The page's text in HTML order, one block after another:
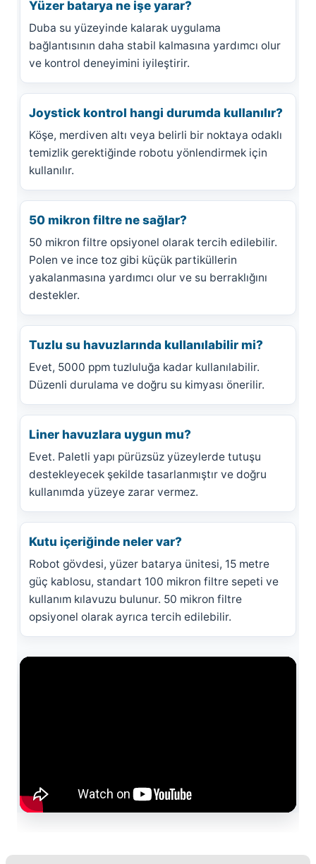
Yüzer batarya ne işe yarar?
Duba su yüzeyinde kalarak uygulama
bağlantısının daha stabil kalmasına yardımcı olur
ve kontrol deneyimini iyileştirir.
Joystick kontrol hangi durumda kullanılır?
Köşe, merdiven altı veya belirli bir noktaya odaklı
temizlik gerektiğinde robotu yönlendirmek için
kullanılır.
50 mikron filtre ne sağlar?
50 mikron filtre opsiyonel olarak tercih edilebilir.
Polen ve ince toz gibi küçük partiküllerin
yakalanmasına yardımcı olur ve su berraklığını
destekler.
Tuzlu su havuzlarında kullanılabilir mi?
Evet, 5000 ppm tuzluluğa kadar kullanılabilir.
Düzenli durulama ve doğru su kimyası önerilir.
Liner havuzlara uygun mu?
Evet. Paletli yapı pürüzsüz yüzeylerde tutuşu
destekleyecek şekilde tasarlanmıştır ve doğru
kullanımda yüzeye zarar vermez.
Kutu içeriğinde neler var?
Robot gövdesi, yüzer batarya ünitesi, 15 metre
güç kablosu, standart 100 mikron filtre sepeti ve
kullanım kılavuzu bulunur. 50 mikron filtre
opsiyonel olarak ayrıca tercih edilebilir.